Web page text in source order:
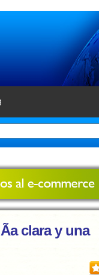
clara y una